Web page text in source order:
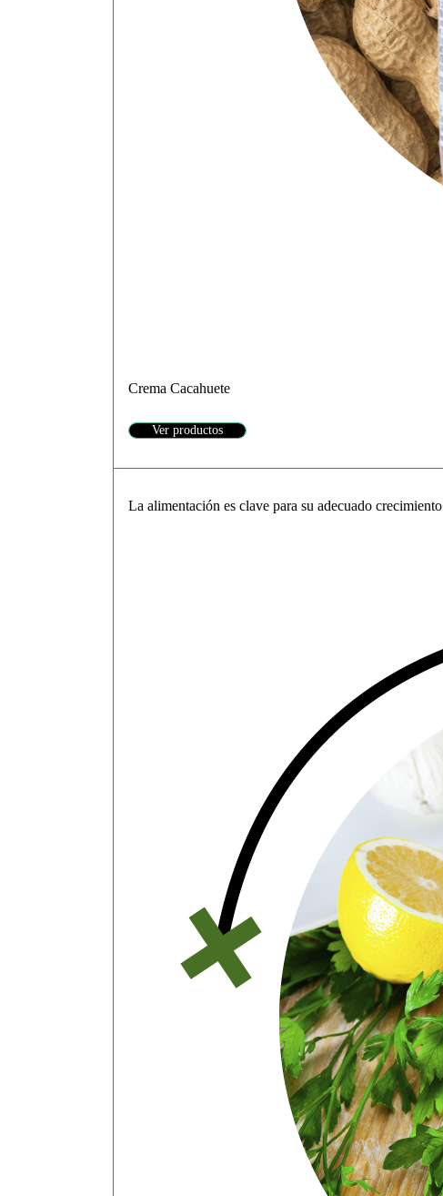
Crema Cacahuete
Ver productos
La alimentación es clave para su adecuado